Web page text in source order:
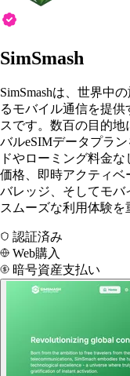
SimSmash
SimSmashは、世界中
るモバイル通信を提供
スです。数百の目的
バルeSIMデータプラ
ドやローミング料金
価格、即時アクティベ
バレッジ、そしてモ
スムーズな利用体験を
認証済み
Web購入
暗号資産支払い